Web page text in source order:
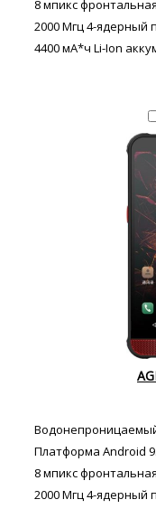
8 мпикс
2000 Мгц 4-ядерный
4400 мА*ч Li-Ion
Платформа Android
8 мпикс
2000 Мгц 4-ядерный